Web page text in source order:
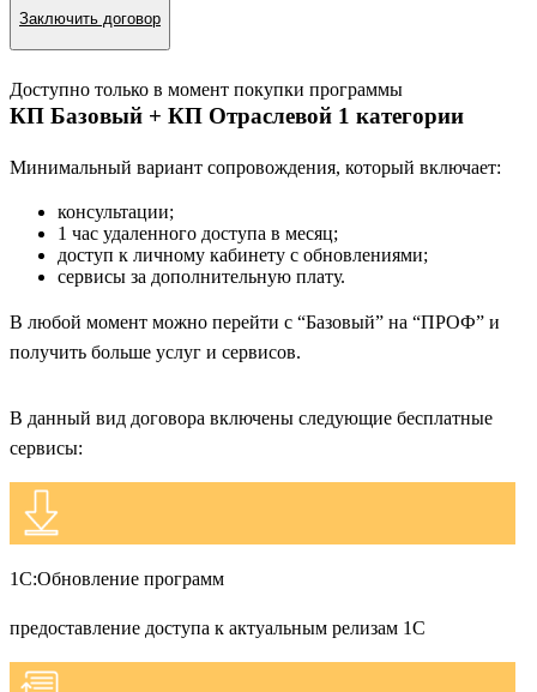
Заключить договор
Доступно только в момент покупки программы
КП Базовый + КП Отраслевой 1 категории
Минимальный вариант сопровождения, который включает:
консультации;
1 час удаленного доступа в месяц;
доступ к личному кабинету с обновлениями;
сервисы за дополнительную плату.
В любой момент можно перейти с “Базовый” на “ПРОФ” и
получить больше услуг и сервисов.
В данный вид договора включены следующие бесплатные
сервисы:
1С:Обновление программ
предоставление доступа к актуальным релизам 1С